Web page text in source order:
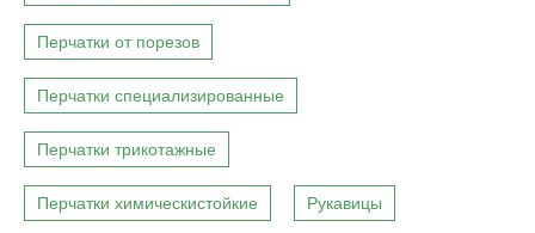
Перчатки от порезов
Перчатки специализированные
Перчатки трикотажные
Перчатки химическистойкие Рукавицы